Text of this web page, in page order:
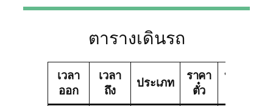
ตารางเดินรถ
เวลา
ออก
เวลา
ถึง
ประเภท
ราคา
ตั๋ว
บริษัท